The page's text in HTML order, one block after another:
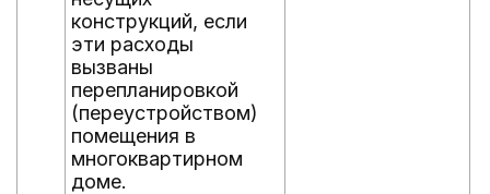
конструкций, если
эти расходы
вызваны
перепланировкой
(переустройством)
помещения в
многоквартирном
доме.